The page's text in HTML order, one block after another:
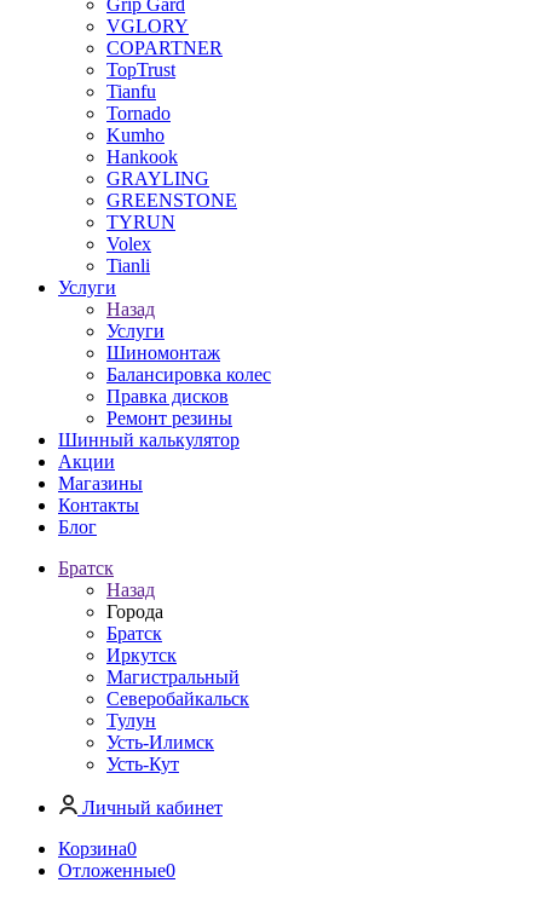
Grip Gard
VGLORY
COPARTNER
TopTrust
Tianfu
Tornado
Kumho
Hankook
GRAYLING
GREENSTONE
TYRUN
Volex
Tianli
Услуги
Назад
Услуги
Шиномонтаж
Балансировка колес
Правка дисков
Ремонт резины
Шинный калькулятор
Акции
Магазины
Контакты
Блог
Братск
Назад
Города
Братск
Иркутск
Магистральный
Северобайкальск
Тулун
Усть-Илимск
Усть-Кут
Личный кабинет
Корзина0
Отложенные0